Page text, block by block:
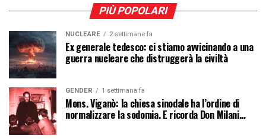
PIÙ POPOLARI
NUCLEARE 2 settimane fa
Ex generale tedesco: ci stiamo avvicinando a una
guerra nucleare che distruggerà la civiltà
GENDER 1 settimana fa
Mons. Viganò: la chiesa sinodale ha l’ordine di
normalizzare la sodomia. E ricorda Don Milani…